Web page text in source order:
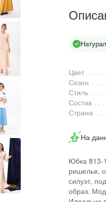
Цвет
Сезон
Стиль
Состав
Страна
На
Юбка 813-
ришелье,
силуэт,
образ.